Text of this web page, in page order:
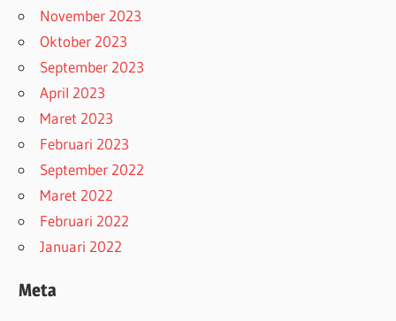
November 2023
Oktober 2023
September 2023
April 2023
Maret 2023
Februari 2023
September 2022
Maret 2022
Februari 2022
Januari 2022
Meta